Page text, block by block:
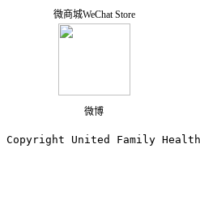
微商城WeChat Store
微博
Copyright United Family